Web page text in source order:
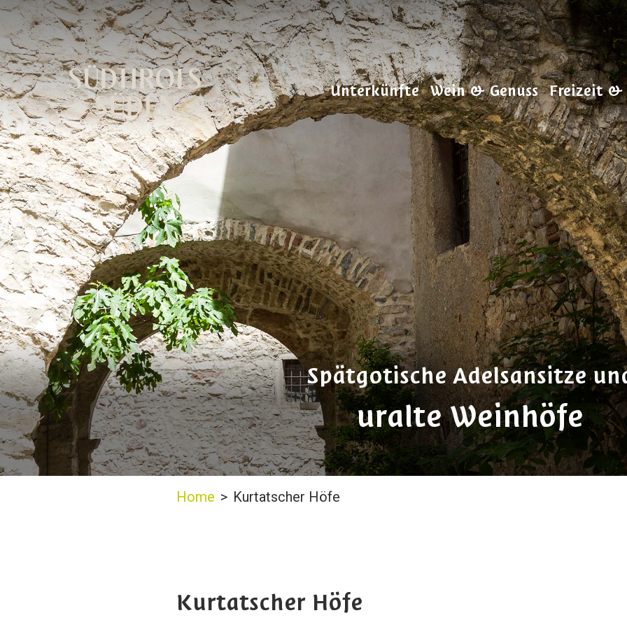
Unterkünfte Wein & Genuss Freizeit
Spätgotische Adelsansitze
uralte Weinhöfe
Home > Kurtatscher Höfe
Kurtatscher Höfe